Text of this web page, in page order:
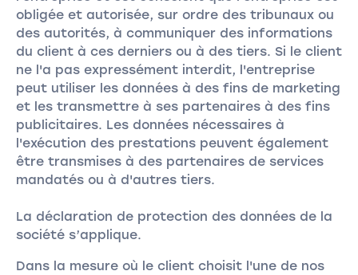
obligée et autorisée, sur ordre des tribunaux ou
des autorités, à communiquer des informations
du client à ces derniers ou à des tiers. Si le client
ne l'a pas expressément interdit, l'entreprise
peut utiliser les données à des fins de marketing
et les transmettre à ses partenaires à des fins
publicitaires. Les données nécessaires à
l'exécution des prestations peuvent également
être transmises à des partenaires de services
mandatés ou à d'autres tiers.
La déclaration de protection des données de la
société s’applique.
Dans la mesure où le client choisit l'une de nos